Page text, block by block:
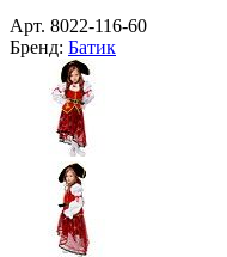
Арт. 8022-116-60
Бренд: Батик